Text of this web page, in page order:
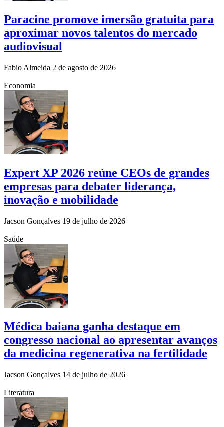
Paracine promove imersão gratuita para
aproximar novos talentos do mercado
audiovisual
Fabio Almeida 2 de agosto de 2026
Economia
Expert XP 2026 reúne CEOs de grandes
empresas para debater liderança,
inovação e mobilidade
Jacson Gonçalves 19 de julho de 2026
Saúde
Médica baiana ganha destaque em
congresso nacional ao apresentar avanços
da medicina regenerativa na fertilidade
Jacson Gonçalves 14 de julho de 2026
Literatura